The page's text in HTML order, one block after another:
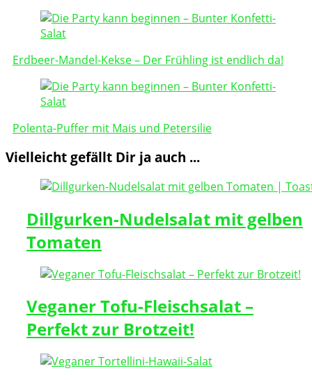
Post
Navigation
Erdbeer-Mandel-Kekse – Der Frühling ist endlich da!
Polenta-Puffer mit Mais und Petersilie
Vielleicht gefällt Dir ja auch ...
Dillgurken-Nudelsalat mit gelben
Tomaten
Veganer Tofu-Fleischsalat –
Perfekt zur Brotzeit!